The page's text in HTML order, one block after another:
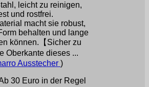
leicht zu reinigen,
und rostfrei.
macht sie robust,
behalten und lange
können.【Sicher zu
Oberkante dieses ...
Ausstecher )
30 Euro in der Regel